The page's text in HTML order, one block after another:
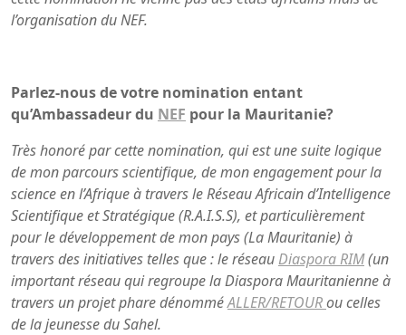
l’organisation du NEF.
Parlez-nous de votre nomination entant
qu’Ambassadeur du NEF pour la Mauritanie?
Très honoré par cette nomination, qui est une suite logique
de mon parcours scientifique, de mon engagement pour la
science en l’Afrique à travers le Réseau Africain d’Intelligence
Scientifique et Stratégique (R.A.I.S.S), et particulièrement
pour le développement de mon pays (La Mauritanie) à
travers des initiatives telles que : le réseauDiaspora RIM(un
important réseau qui regroupe la Diaspora Mauritanienne à
travers un projet phare dénomméALLER/RETOURou celles
de la jeunesse du Sahel.